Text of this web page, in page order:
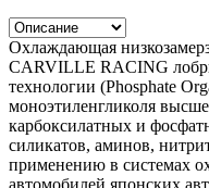
Охлаждающая
CARVILLE RACING
технологии (Phosphate
моноэтиленгликоля
карбоксилатных и
силикатов, аминов,
применению в системах
автомобилей японских